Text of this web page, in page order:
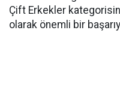
Çift Erkekler
olarak önemli bir